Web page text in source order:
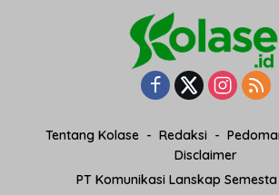
Tentang Kolase Redaksi
Disclaimer
PT Komunikasi Lanskap